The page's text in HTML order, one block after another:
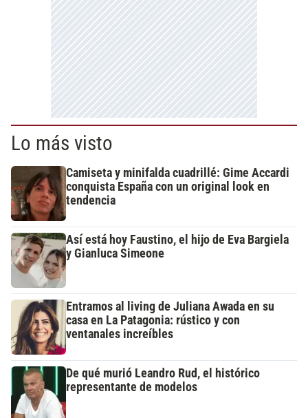
Lo más visto
Camiseta y minifalda cuadrillé: Gime Accardi
conquista España con un original look en
tendencia
Así está hoy Faustino, el hijo de Eva Bargiela
y Gianluca Simeone
Entramos al living de Juliana Awada en su
casa en La Patagonia: rústico y con
ventanales increíbles
De qué murió Leandro Rud, el histórico
representante de modelos